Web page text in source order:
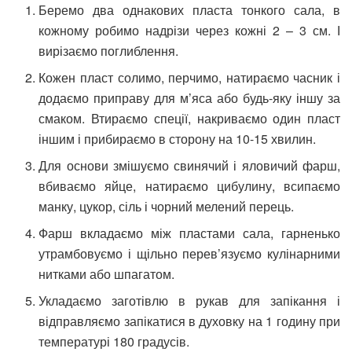
Беремо два однакових пласта тонкого сала, в
кожному робимо надрізи через кожні 2 – 3 см. І
вирізаємо поглиблення.
Кожен пласт солимо, перчимо, натираємо часник і
додаємо приправу для м’яса або будь-яку іншу за
смаком. Втираємо спеції, накриваємо один пласт
іншим і прибираємо в сторону на 10-15 хвилин.
Для основи змішуємо свинячий і яловичий фарш,
вбиваємо яйце, натираємо цибулину, всипаємо
манку, цукор, сіль і чорний мелений перець.
Фарш вкладаємо між пластами сала, гарненько
утрамбовуємо і щільно перев’язуємо кулінарними
нитками або шпагатом.
Укладаємо заготівлю в рукав для запікання і
відправляємо запікатися в духовку на 1 годину при
температурі 180 градусів.